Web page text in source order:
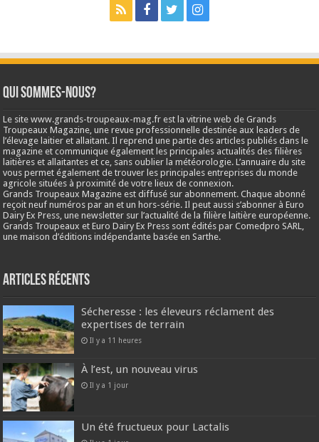
Qui sommes-nous?
Le site www.grands-troupeaux-mag.fr est la vitrine web de Grands
Troupeaux Magazine, une revue professionnelle destinée aux leaders de
l’élevage laitier et allaitant. Il reprend une partie des articles publiés dans le
magazine et communique également les principales actualités des filières
laitières et allaitantes et ce, sans oublier la météorologie. L’annuaire du site
vous permet également de trouver les principales entreprises du monde
agricole situées à proximité de votre lieux de connexion.
Grands Troupeaux Magazine est diffusé sur abonnement. Chaque abonné
reçoit neuf numéros par an et un hors-série. Il peut aussi s’abonner à Euro
Dairy Ex Press, une newsletter sur l’actualité de la filière laitière européenne.
Grands Troupeaux et Euro Dairy Ex Press sont édités par Comedpro SARL,
une maison d’éditions indépendante basée en Sarthe.
Articles récents
Sécheresse : les éleveurs réclament des
expertises de terrain
Il y a 11 heures
À l’est, un nouveau virus
Il y a 1 jour
Un été fructueux pour Lactalis